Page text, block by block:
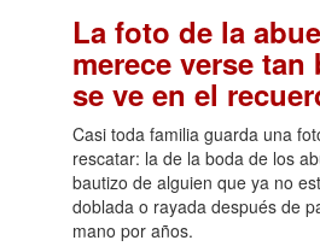
La foto de la
merece verse
se ve en el
Casi toda familia guarda una
rescatar: la de la boda de los
bautizo de alguien que ya no
doblada o rayada después de
mano por años.